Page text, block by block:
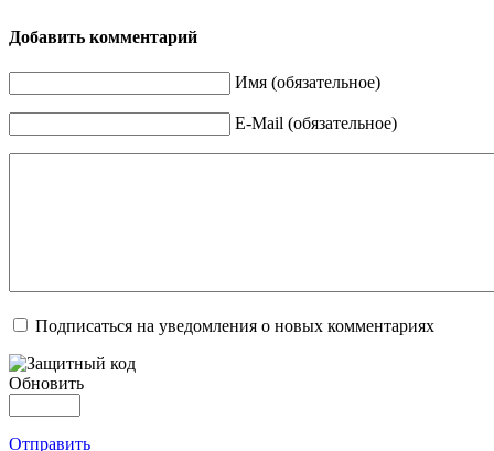
Добавить комментарий
Имя (обязательное)
E-Mail (обязательное)
Подписаться на уведомления о новых комментариях
Обновить
Отправить